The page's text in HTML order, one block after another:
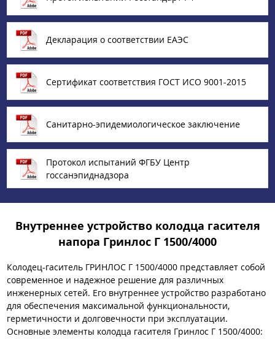
Декларация о соответствии ЕАЭС
Сертификат соответствия ГОСТ ИСО 9001-2015
Санитарно-эпидемиологическое заключение
Протокол испытаний ФГБУ Центр
госсанэпиднадзора
Внутреннее устройство колодца гасителя
напора Гринлос Г 1500/4000
Колодец-гаситель ГРИНЛОС Г 1500/4000 представляет собой
современное и надежное решение для различных
инженерных сетей. Его внутреннее устройство разработано
для обеспечения максимальной функциональности,
герметичности и долговечности при эксплуатации.
Основные элементы колодца гасителя Гринлос Г 1500/4000: